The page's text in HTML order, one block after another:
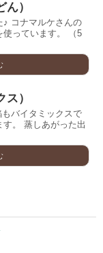
）
♪ コナマルケさんの
使っています。 （5
）
バイタミックスで
。 蒸しあがった出